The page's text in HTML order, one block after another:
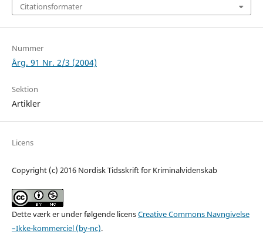
Citationsformater
Nummer
Årg. 91 Nr. 2/3 (2004)
Sektion
Artikler
Licens
Copyright (c) 2016 Nordisk Tidsskrift for Kriminalvidenskab
Dette værk er under følgende licensCreative Commons Navngivelse
–Ikke-kommerciel (by-nc).